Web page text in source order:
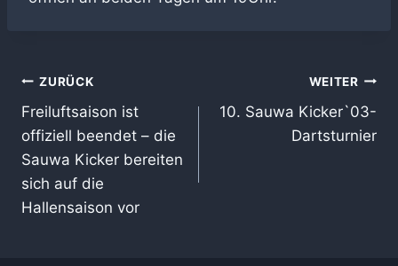
Beitragsnavigation
ZURÜCK
Freiluftsaison ist
offiziell beendet – die
Sauwa Kicker bereiten
sich auf die
Hallensaison vor
WEITER
10. Sauwa Kicker`03-
Dartsturnier